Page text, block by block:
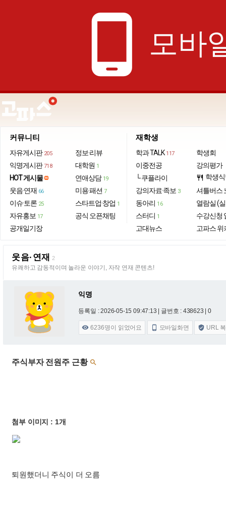
phone_android 모바
커뮤니티
자유게시판 205
익명게시판 718
HOT 게시물
웃음·연재 66
이슈·토론 25
자유홍보 17
공개일기장
정보·리뷰
대학원 1
연애상담 19
미용·패션 7
스타트업·창업 1
공식 오픈채팅
재학생
학과 TALK 117
이중전공
└ 쿠플라이
강의자료·족보 3
동아리 16
스터디 1
고대뉴스
학생회
강의평가
restaurant 학생
셔틀버스
열람실 (
수강신청
고파스 위
웃음·연재 2
유쾌하고 감동적이며 놀라운 이야기, 자작 연재 콘텐츠!
익명
등록일 : 2026-05-15 09:47:13 | 글번호 : 438623 | 0
 6236명이 읽었어요  모바일화면  URL
주식부자 전원주 근황 
첨부 이미지 : 1개
퇴원했더니 주식이 더 오름